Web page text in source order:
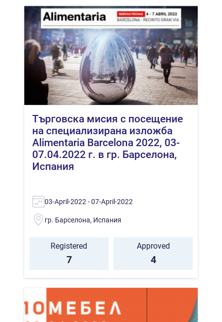
Търговска мисия с посещение
на специализирана изложба
Alimentaria Barcelona 2022, 03-
07.04.2022 г. в гр. Барселона,
Испания
03-April-2022 - 07-April-2022
гр. Барселона, Испания
Registered
7
Approved
4